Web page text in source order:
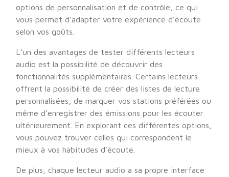
options de personnalisation et de contrôle, ce qui
vous permet d’adapter votre expérience d’écoute
selon vos goûts.
L’un des avantages de tester différents lecteurs
audio est la possibilité de découvrir des
fonctionnalités supplémentaires. Certains lecteurs
offrent la possibilité de créer des listes de lecture
personnalisées, de marquer vos stations préférées ou
même d’enregistrer des émissions pour les écouter
ultérieurement. En explorant ces différentes options,
vous pouvez trouver celles qui correspondent le
mieux à vos habitudes d’écoute.
De plus, chaque lecteur audio a sa propre interface